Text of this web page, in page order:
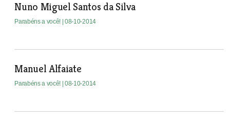
Nuno Miguel Santos da Silva
Parabéns a você! | 08-10-2014
Manuel Alfaiate
Parabéns a você! | 08-10-2014